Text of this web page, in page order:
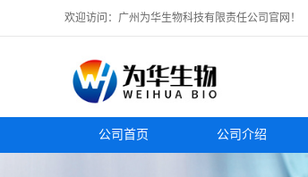
欢迎访问：广州为华生物科技有限责任公司官网！
公司首页 公司介绍